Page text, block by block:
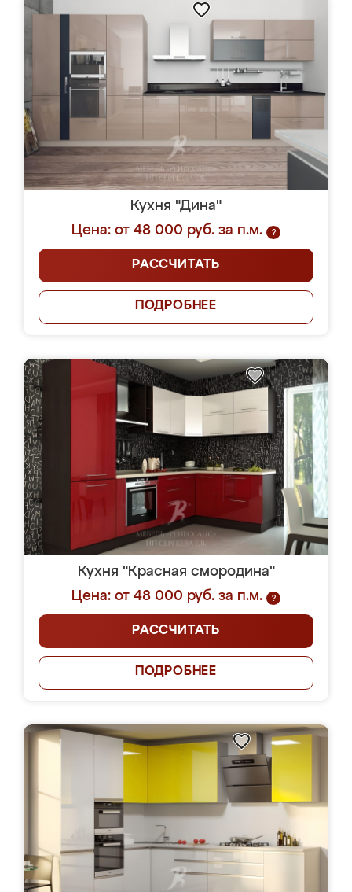
Кухня "Дина"
Цена: от 48 000 руб. за п.м.
?
РАССЧИТАТЬ
ПОДРОБНЕЕ
Кухня "Красная смородина"
Цена: от 48 000 руб. за п.м.
?
РАССЧИТАТЬ
ПОДРОБНЕЕ